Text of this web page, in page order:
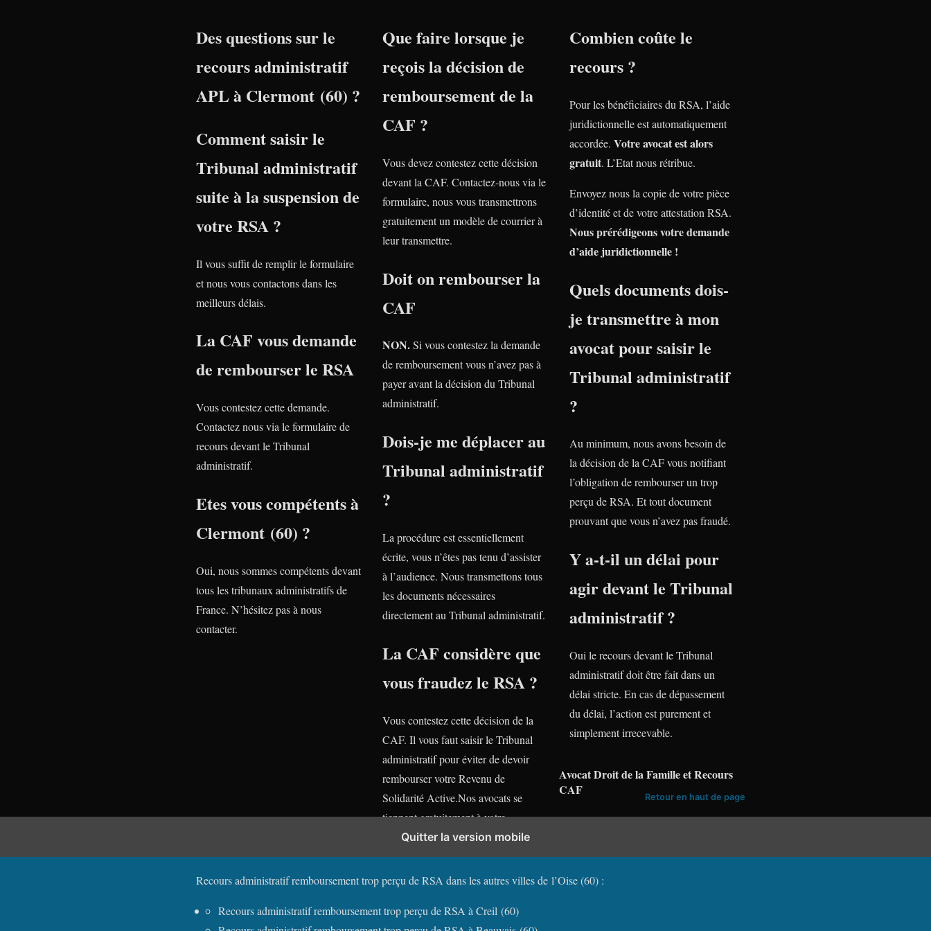
Des questions sur le
recours administratif
APL à Clermont (60) ?
Comment saisir le
Tribunal administratif
suite à la suspension de
votre RSA ?
Il vous suffit de remplir le formulaire
et nous vous contactons dans les
meilleurs délais.
La CAF vous demande
de rembourser le RSA
Vous contestez cette demande.
Contactez nous via le formulaire de
recours devant le Tribunal
administratif.
Etes vous compétents à
Clermont (60) ?
Oui, nous sommes compétents devant
tous les tribunaux administratifs de
France. N’hésitez pas à nous
contacter.
Que faire lorsque je
reçois la décision de
remboursement de la
CAF ?
Vous devez contestez cette décision
devant la CAF. Contactez-nous via le
formulaire, nous vous transmettrons
gratuitement un modèle de courrier à
leur transmettre.
Doit on rembourser la
CAF
NON.Si vous contestez la demande
de remboursement vous n’avez pas à
payer avant la décision du Tribunal
administratif.
Dois-je me déplacer au
Tribunal administratif
?
La procédure est essentiellement
écrite, vous n’êtes pas tenu d’assister
à l’audience. Nous transmettons tous
les documents nécessaires
directement au Tribunal administratif.
La CAF considère que
vous fraudez le RSA ?
Vous contestez cette décision de la
CAF. Il vous faut saisir le Tribunal
administratif pour éviter de devoir
rembourser votre Revenu de
Solidarité Active.Nos avocats se
tiennent gratuitement à votre
disposition.
Combien coûte le
recours ?
Pour les bénéficiaires du RSA, l’aide
juridictionnelle est automatiquement
accordée. Votre avocat est alors
gratuit. L’Etat nous rétribue.
Envoyez nous la copie de votre pièce
d’identité et de votre attestation RSA.
Nous prérédigeons votre demande
d’aide juridictionnelle !
Quels documents dois-
je transmettre à mon
avocat pour saisir le
Tribunal administratif
?
Au minimum, nous avons besoin de
la décision de la CAF vous notifiant
l’obligation de rembourser un trop
perçu de RSA. Et tout document
prouvant que vous n’avez pas fraudé.
Y a-t-il un délai pour
agir devant le Tribunal
administratif ?
Oui le recours devant le Tribunal
administratif doit être fait dans un
délai stricte. En cas de dépassement
du délai, l’action est purement et
simplement irrecevable.
Recours administratif remboursement trop perçu de RSA dans les autres villes de l’Oise (60) :
Recours administratif remboursement trop perçu de RSA à Creil (60)
Avocat Droit de la Famille et Recours
CAF
Retour en haut de page
Quitter la version mobile